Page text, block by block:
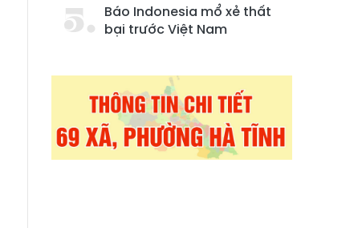
Báo Indonesia mổ xẻ thất
bại trước Việt Nam